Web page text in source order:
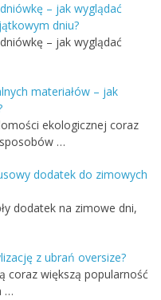
– jak wyglądać
dniu?
– jak wyglądać
materiałów – jak
ekologicznej coraz
…
dodatek do zimowych
dodatek na zimowe dni,
z ubrań oversize?
coraz większą popularność
…